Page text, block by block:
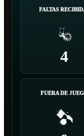
FALTAS
4
FUERA DE